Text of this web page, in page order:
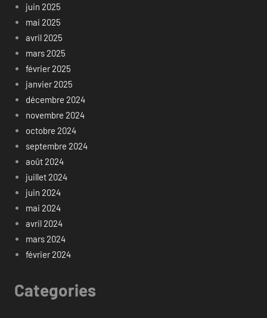
juin 2025
mai 2025
avril 2025
mars 2025
février 2025
janvier 2025
décembre 2024
novembre 2024
octobre 2024
septembre 2024
août 2024
juillet 2024
juin 2024
mai 2024
avril 2024
mars 2024
février 2024
Categories